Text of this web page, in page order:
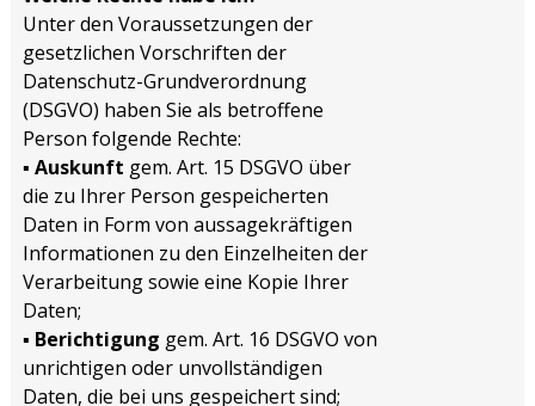
Unter den Voraussetzungen der
gesetzlichen Vorschriften der
Datenschutz-Grundverordnung
(DSGVO) haben Sie als betroffene
Person folgende Rechte:
▪ Auskunft gem. Art. 15 DSGVO über
die zu Ihrer Person gespeicherten
Daten in Form von aussagekräftigen
Informationen zu den Einzelheiten der
Verarbeitung sowie eine Kopie Ihrer
Daten;
▪ Berichtigung gem. Art. 16 DSGVO von
unrichtigen oder unvollständigen
Daten, die bei uns gespeichert sind;